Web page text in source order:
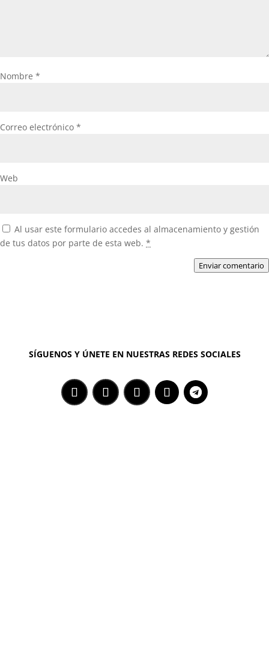
Nombre *
Correo electrónico *
Web
Al usar este formulario accedes al almacenamiento y gestión
de tus datos por parte de esta web. *
Enviar comentario
SÍGUENOS Y ÚNETE EN NUESTRAS REDES SOCIALES